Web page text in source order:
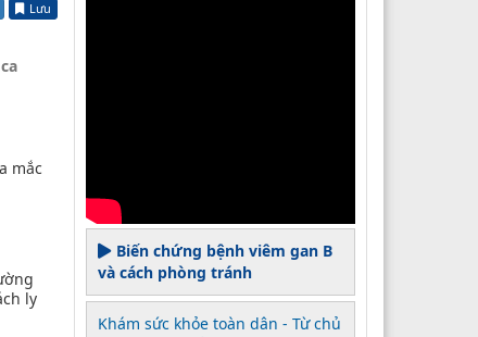
Lưu
mắc
ly
Biến chứng bệnh viêm gan B
và cách phòng tránh
Khám sức khỏe toàn dân - Từ chủ